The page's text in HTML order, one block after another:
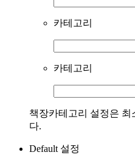
카테고리
카테고리
책장카테고리 설정은 최
다.
Default 설정